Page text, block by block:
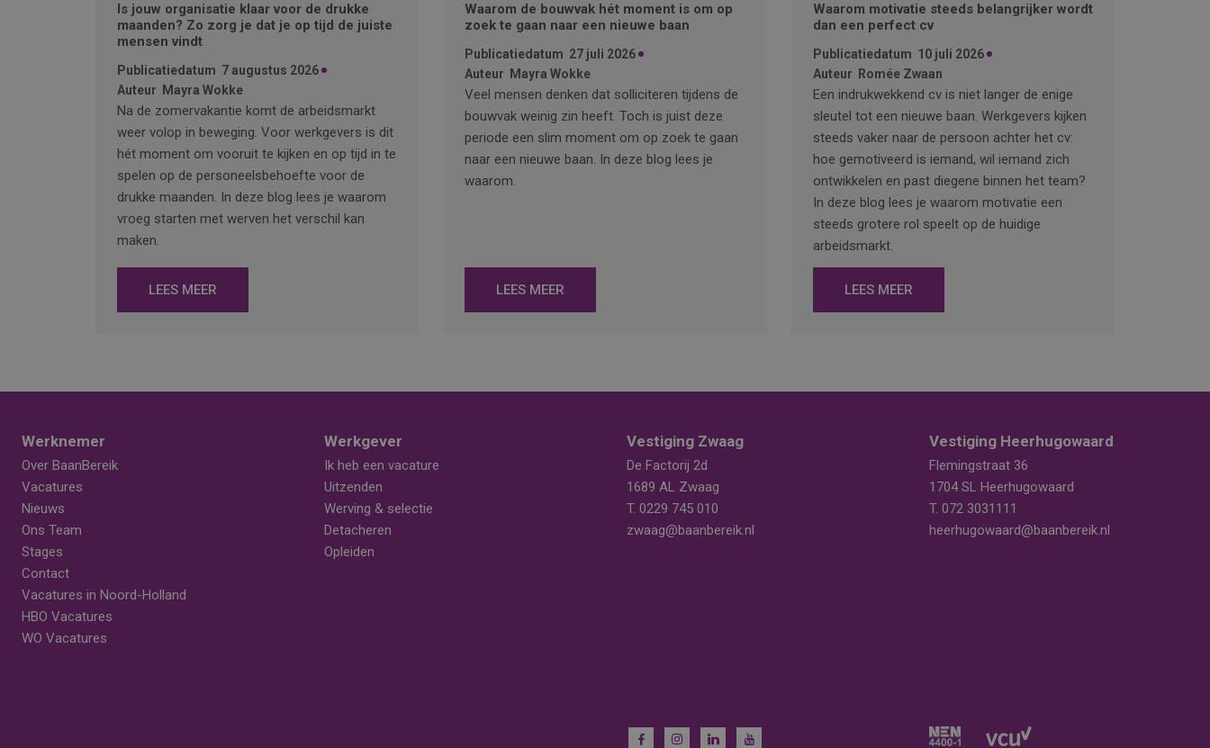
Is jouw organisatie klaar voor de drukke
maanden? Zo zorg je dat je op tijd de juiste
mensen vindt
Publicatiedatum 7 augustus 2026
Auteur
Mayra Wokke
Na de zomervakantie komt de arbeidsmarkt
weer volop in beweging. Voor werkgevers is dit
hét moment om vooruit te kijken en op tijd in te
spelen op de personeelsbehoefte voor de
drukke maanden. In deze blog lees je waarom
vroeg starten met werven het verschil kan
maken.
LEES MEER
Waarom de bouwvak hét moment is om op
zoek te gaan naar een nieuwe baan
Publicatiedatum 27 juli 2026
Auteur
Mayra Wokke
Veel mensen denken dat solliciteren tijdens de
bouwvak weinig zin heeft. Toch is juist deze
periode een slim moment om op zoek te gaan
naar een nieuwe baan. In deze blog lees je
waarom.
LEES MEER
Waarom motivatie steeds belangrijker wordt
dan een perfect cv
Publicatiedatum 10 juli 2026
Auteur
Romée Zwaan
Een indrukwekkend cv is niet langer de enige
sleutel tot een nieuwe baan. Werkgevers kijken
steeds vaker naar de persoon achter het cv:
hoe gemotiveerd is iemand, wil iemand zich
ontwikkelen en past diegene binnen het team?
In deze blog lees je waarom motivatie een
steeds grotere rol speelt op de huidige
arbeidsmarkt.
LEES MEER
Werknemer
Over BaanBereik
Vacatures
Nieuws
Ons Team
Stages
Contact
Vacatures in Noord-Holland
HBO Vacatures
WO Vacatures
Werkgever
Ik heb een vacature
Uitzenden
Werving & selectie
Detacheren
Opleiden
Vestiging Zwaag
De Factorij 2d
1689 AL Zwaag
T. 0229 745 010
zwaag@baanbereik.nl
Vestiging Heerhugowaard
Flemingstraat 36
1704 SL Heerhugowaard
T. 072 3031111
heerhugowaard@baanbereik.nl